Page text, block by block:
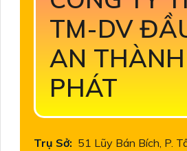
TM-DV
AN THÀNH
PHÁT
Trụ Sở: 51 Lũy Bán Bích, P.